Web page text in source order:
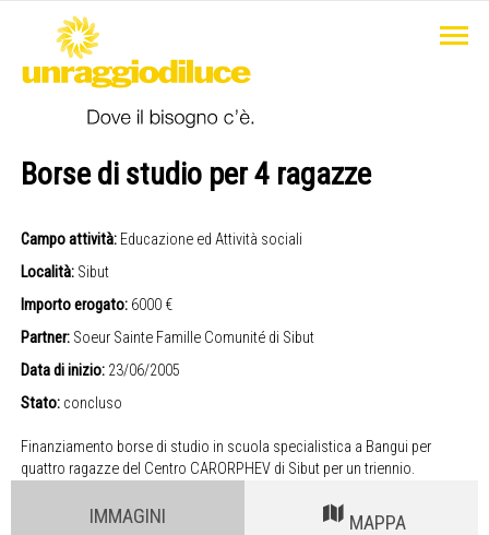
Borse di studio per 4 ragazze
Campo attività: Educazione ed Attività sociali
Località: Sibut
Importo erogato: 6000 €
Partner: Soeur Sainte Famille Comunité di Sibut
Data di inizio: 23/06/2005
Stato: concluso
Finanziamento borse di studio in scuola specialistica a Bangui per
quattro ragazze del Centro CARORPHEV di Sibut per un triennio.
IMMAGINI MAPPA